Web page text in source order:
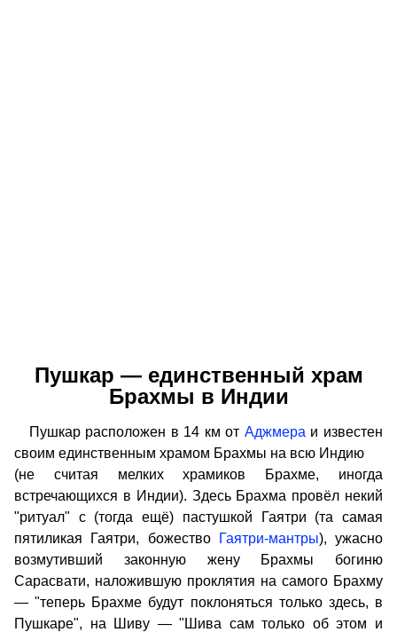
Пушкар — единственный храм
Брахмы в Индии
Пушкар расположен в 14 км от Аджмера и известен
своим единственным храмом Брахмы на всю Индию
(не считая мелких храмиков Брахме, иногда
встречающихся в Индии). Здесь Брахма провёл некий
"ритуал" с (тогда ещё) пастушкой Гаятри (та самая
пятиликая Гаятри, божество
Гаятри-мантры), ужасно
возмутивший законную жену Брахмы богиню
Сарасвати, наложившую проклятия на самого Брахму
— "теперь Брахме будут поклоняться только здесь, в
Пушкаре", на Шиву — "Шива сам только об этом и